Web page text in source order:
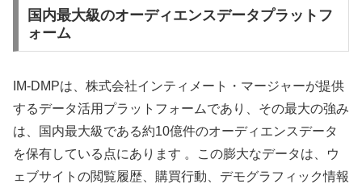
国内最大級のオーディエンスデータプラットフ
ォーム
IM-DMPは、株式会社インティメート・マージャーが提供
するデータ活用プラットフォームであり、その最大の強み
は、国内最大級である約10億件のオーディエンスデータ
を保有している点にあります 。この膨大なデータは、ウ
ェブサイトの閲覧履歴、購買行動、デモグラフィック情報